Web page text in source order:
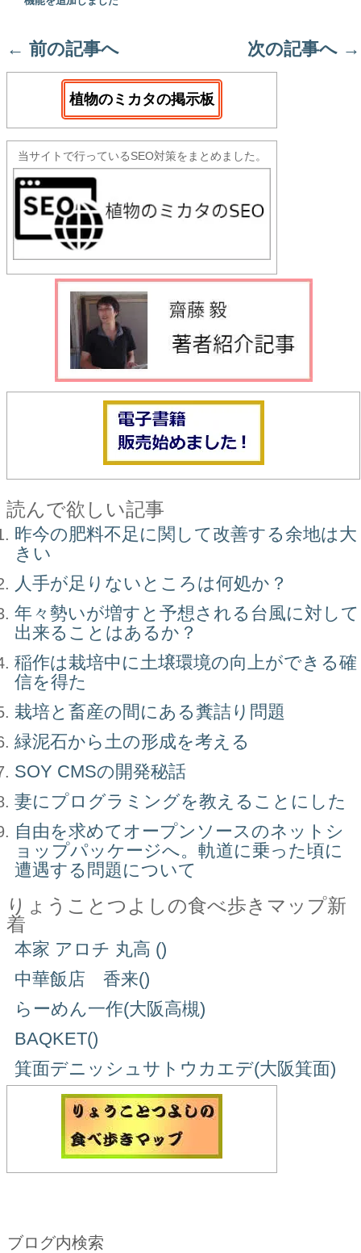
← 前の記事へ 次の記事へ →
植物のミカタの掲示板
当サイトで行っているSEO対策をまとめました。
読んで欲しい記事
昨今の肥料不足に関して改善する余地は大
きい
人手が足りないところは何処か？
年々勢いが増すと予想される台風に対して
出来ることはあるか？
稲作は栽培中に土壌環境の向上ができる確
信を得た
栽培と畜産の間にある糞詰り問題
緑泥石から土の形成を考える
SOY CMSの開発秘話
妻にプログラミングを教えることにした
自由を求めてオープンソースのネットシ
ョップパッケージへ。軌道に乗った頃に
遭遇する問題について
りょうことつよしの食べ歩きマップ新
着
本家 アロチ 丸高 ()
中華飯店 香来()
らーめん一作(大阪高槻)
BAQKET()
箕面デニッシュサトウカエデ(大阪箕面)
ブログ内検索